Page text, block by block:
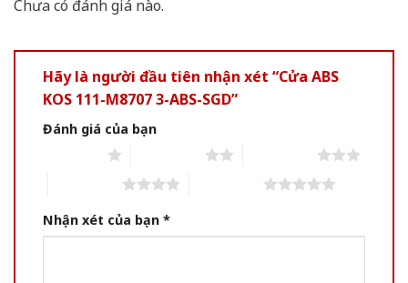
Chưa có đánh giá nào.
Hãy là người đầu tiên nhận xét “Cửa ABS
KOS 111-M8707 3-ABS-SGD”
Đánh giá của bạn
Nhận xét của bạn *